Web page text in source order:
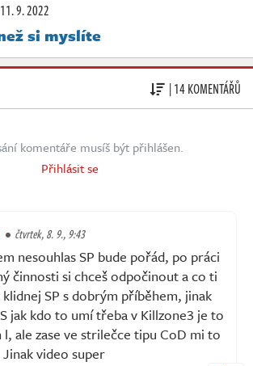
11. 9. 2022
si myslíte
| 14 KOMENTÁŘŮ
komentáře musíš být přihlášen.
Přihlásit se
čtvrtek, 8. 9., 9:43
nesouhlas SP bude pořád, po práci
činnosti si chceš odpočinout a co ti
SP s dobrým příběhem, jinak
jak kdo to umí třeba v Killzone3 je to
ale zase ve strilečce tipu CoD mi to
video super